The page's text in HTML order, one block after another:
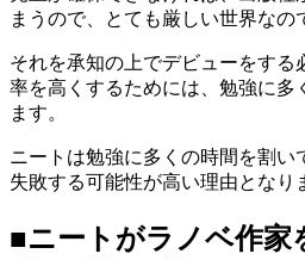
まうので、とても厳しい世界なの
それを承知の上でデビューをする
率を高くするためには、勉強に多
ます。
ニートは勉強に多くの時間を割い
失敗する可能性が高い理由となり
■ニートがラノベ作家